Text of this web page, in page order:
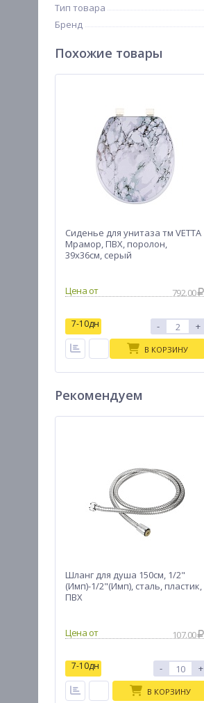
Тип товара
Бренд
Похожие товары
Сиденье для унитаза тм VETTA
Мрамор, ПВХ, поролон,
39x36см, серый
Цена от 792.00
7-10дн - +
В КОРЗИНУ
Рекомендуем
Шланг для душа 150см, 1/2"
(Имп)-1/2"(Имп), сталь, пластик,
ПВХ
107.00
7-10дн - +
В КОРЗИНУ